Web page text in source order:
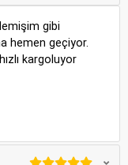
gibi
hemen geçiyor.
kargoluyor